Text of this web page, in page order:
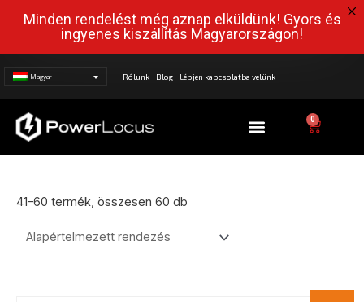
Minden rendelést még aznap elküldünk! Gyors és
ingyenes kiszállítás Magyarországon!
Magyar Rólunk Blog Lépjen kapcsolatba velünk
Menü 0 Kosár
41–60 termék, összesen 60 db